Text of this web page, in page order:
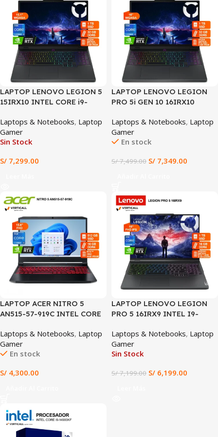
LAPTOP LENOVO LEGION 5
15IRX10 INTEL CORE i9-
RTX 5070 8GB 15.1″ WUXGA
(15IRX10)
Laptops & Notebooks, Laptop
Gamer
Sin Stock
S/ 7,299.00
LAPTOP LENOVO LEGION
PRO 5i GEN 10 16IRX10
32GB RAM 1TB SSD RTX™
5060 8GB 16″ WQXGA IPS
240HZ (16IRX10)
Laptops & Notebooks, Laptop
Gamer
En stock
S/7,499.00 S/ 7,349.00
LAPTOP ACER NITRO 5
AN515-57-919C INTEL CORE
SSD RTX 3060 6GB 15.6″ FHD
IPS 144HZ WINDOWS 11
(AN515-57-919C)
Laptops & Notebooks, Laptop
Gamer
En stock
S/ 4,300.00
SALE
LAPTOP LENOVO LEGION
PRO 5 16IRX9 INTEL I9-
16GB DDR5, 1TB SSD, 16″ IPS
165HZ, WIN 11 HOME,
TECLADO ESPAÑOL
Laptops & Notebooks, Laptop
Gamer
Sin Stock
S/7,199.00 S/ 6,199.00